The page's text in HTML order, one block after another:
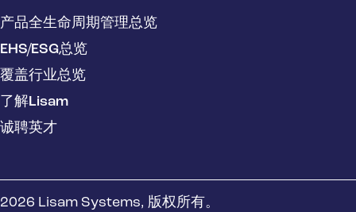
产品全生命周期管理总览
EHS/ESG总览
覆盖行业总览
了解Lisam
诚聘英才
2026 Lisam Systems, 版权所有。